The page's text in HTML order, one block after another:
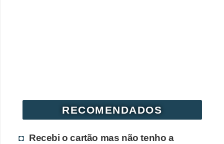
RECOMENDADOS
Recebi o cartão mas não tenho a
d
é